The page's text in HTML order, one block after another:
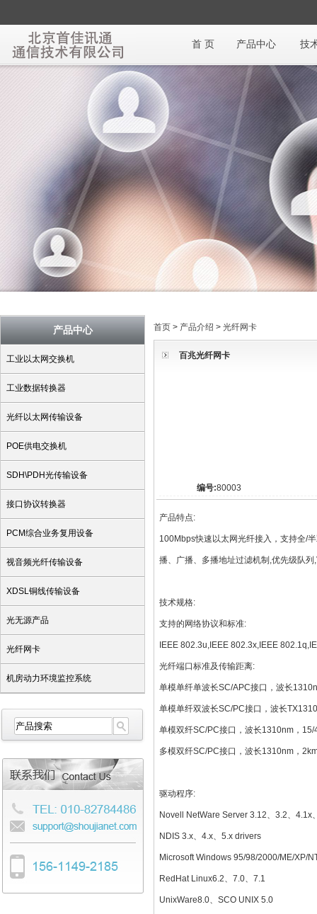
首 页 产品中心 技
产品中心
工业以太网交换机
工业数据转换器
光纤以太网传输设备
POE供电交换机
SDH\PDH光传输设备
接口协议转换器
PCM综合业务复用设备
视音频光纤传输设备
XDSL铜线传输设备
光无源产品
光纤网卡
机房动力环境监控系统
首页 > 产品介绍 > 光纤网卡
百兆光纤网卡
编号:80003
产品特点:
100Mbps快速以太网光纤接入，支持全/
播、广播、多播地址过滤机制,优先级队列
技术规格:
支持的网络协议和标准:
IEEE 802.3u,IEEE 802.3x,IEEE
光纤端口标准及传输距离:
单模单纤单波长SC/APC接口，波长
单模单纤双波长SC/PC接口，波长
单模双纤SC/PC接口，波长1310nm，15/
多模双纤SC/PC接口，波长1310nm，
驱动程序:
Novell NetWare Server 3.12、3.2、4.1x
NDIS 3.x、4.x、5.x drivers
Microsoft Windows 95/98/2000/ME/XP/
RedHat Linux6.2、7.0、7.1
UnixWare8.0、SCO UNIX 5.0